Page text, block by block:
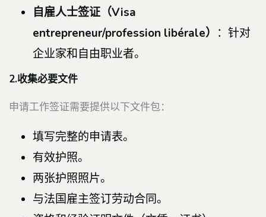
自雇人士签证（Visa
entrepreneur/profession libérale） ：针对
企业家和自由职业者。
2.收集必要文件
申请工作签证需要提供以下文件包：
填写完整的申请表。
有效护照。
两张护照照片。
与法国雇主签订劳动合同。